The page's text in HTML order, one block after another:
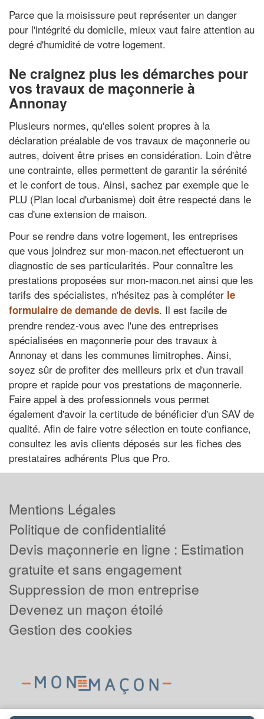
Parce que la moisissure peut représenter un danger
pour l'intégrité du domicile, mieux vaut faire attention au
degré d'humidité de votre logement.
Ne craignez plus les démarches pour
vos travaux de maçonnerie à
Annonay
Plusieurs normes, qu'elles soient propres à la
déclaration préalable de vos travaux de maçonnerie ou
autres, doivent être prises en considération. Loin d'être
une contrainte, elles permettent de garantir la sérénité
et le confort de tous. Ainsi, sachez par exemple que le
PLU (Plan local d'urbanisme) doit être respecté dans le
cas d'une extension de maison.
Pour se rendre dans votre logement, les entreprises
que vous joindrez sur mon-macon.net effectueront un
diagnostic de ses particularités. Pour connaître les
prestations proposées sur mon-macon.net ainsi que les
tarifs des spécialistes, n'hésitez pas à compléter le
formulaire de demande de devis. Il est facile de
prendre rendez-vous avec l'une des entreprises
spécialisées en maçonnerie pour des travaux à
Annonay et dans les communes limitrophes. Ainsi,
soyez sûr de profiter des meilleurs prix et d'un travail
propre et rapide pour vos prestations de maçonnerie.
Faire appel à des professionnels vous permet
également d'avoir la certitude de bénéficier d'un SAV de
qualité. Afin de faire votre sélection en toute confiance,
consultez les avis clients déposés sur les fiches des
prestataires adhérents Plus que Pro.
Mentions Légales
Politique de confidentialité
Devis maçonnerie en ligne : Estimation
gratuite et sans engagement
Suppression de mon entreprise
Devenez un maçon étoilé
Gestion des cookies